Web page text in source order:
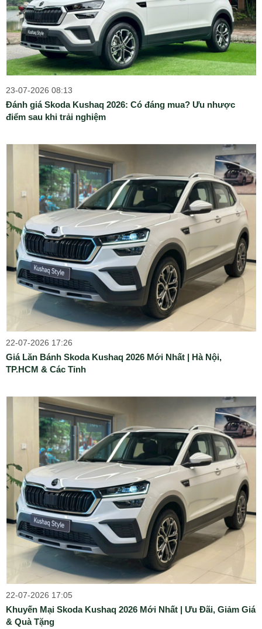
23-07-2026 08:13
Đánh giá Skoda Kushaq 2026: Có đáng mua? Ưu nhược
điểm sau khi trải nghiệm
22-07-2026 17:26
Giá Lăn Bánh Skoda Kushaq 2026 Mới Nhất | Hà Nội,
TP.HCM & Các Tỉnh
22-07-2026 17:05
Khuyến Mại Skoda Kushaq 2026 Mới Nhất | Ưu Đãi, Giảm Giá
& Quà Tặng